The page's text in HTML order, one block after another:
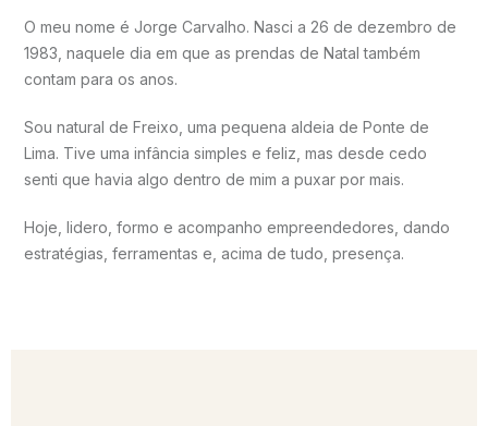
O meu nome é Jorge Carvalho. Nasci a 26 de dezembro de
1983, naquele dia em que as prendas de Natal também
contam para os anos.
Sou natural de Freixo, uma pequena aldeia de Ponte de
Lima. Tive uma infância simples e feliz, mas desde cedo
senti que havia algo dentro de mim a puxar por mais.
Hoje, lidero, formo e acompanho empreendedores, dando
estratégias, ferramentas e, acima de tudo, presença.